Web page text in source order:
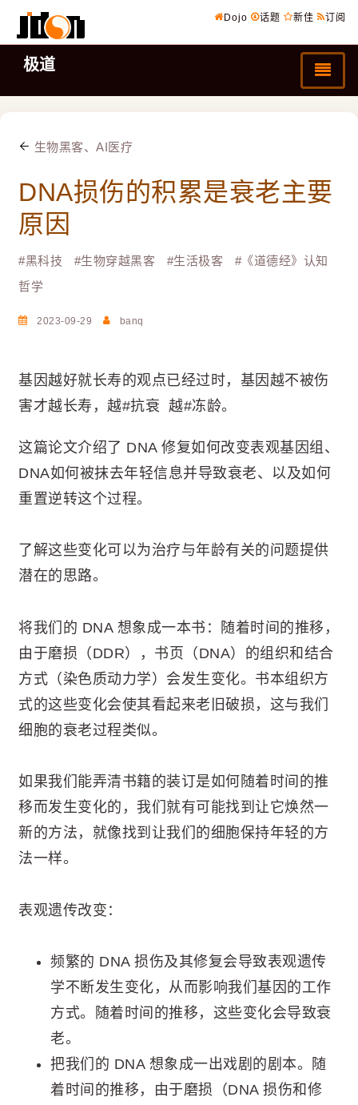
Dojo 话题 新佳 订阅
极道
生物黑客、AI医疗
DNA损伤的积累是衰老主要
原因
#黑科技 #生物穿越黑客 #生活极客 #《道德经》认知
哲学
2023-09-29 banq
基因越好就长寿的观点已经过时，基因越不被伤
害才越长寿，越#抗衰 越#冻龄。
这篇论文介绍了 DNA 修复如何改变表观基因组、
DNA如何被抹去年轻信息并导致衰老、以及如何
重置逆转这个过程。
了解这些变化可以为治疗与年龄有关的问题提供
潜在的思路。
将我们的 DNA 想象成一本书：随着时间的推移，
由于磨损（DDR），书页（DNA）的组织和结合
方式（染色质动力学）会发生变化。书本组织方
式的这些变化会使其看起来老旧破损，这与我们
细胞的衰老过程类似。
如果我们能弄清书籍的装订是如何随着时间的推
移而发生变化的，我们就有可能找到让它焕然一
新的方法，就像找到让我们的细胞保持年轻的方
法一样。
表观遗传改变：
频繁的 DNA 损伤及其修复会导致表观遗传
学不断发生变化，从而影响我们基因的工作
方式。随着时间的推移，这些变化会导致衰
老。
把我们的 DNA 想象成一出戏剧的剧本。随
着时间的推移，由于磨损（DNA 损伤和修